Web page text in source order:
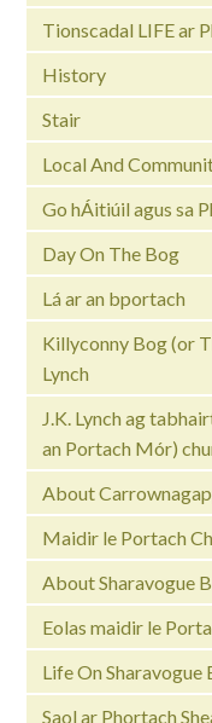
Tionscadal LIFE ar
History
Stair
Local And
Go hÁitiúil agus sa
Day On The Bog
Lá ar an bportach
Killyconny Bog (or
Lynch
J.K. Lynch ag
an Portach Mór)
About
Maidir le Portach
About Sharavogue
Eolas maidir le
Life On Sharavogue
Saol ar Phortach